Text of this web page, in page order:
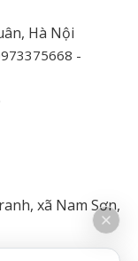
Hà Nội
-
xã Nam Sơn,